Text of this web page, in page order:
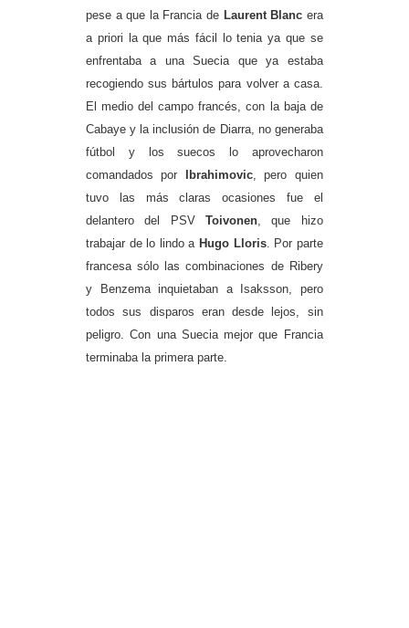
pese a que la Francia de Laurent Blanc era
a priori la que más fácil lo tenia ya que se
enfrentaba a una Suecia que ya estaba
recogiendo sus bártulos para volver a casa.
El medio del campo francés, con la baja de
Cabaye y la inclusión de Diarra, no generaba
fútbol y los suecos lo aprovecharon
comandados por
Ibrahimovic, pero quien
tuvo las más claras ocasiones fue el
delantero del PSVToivonen , que hizo
trabajar de lo lindo a Hugo Lloris. Por parte
francesa sólo las combinaciones de Ribery
y Benzema inquietaban a Isaksson, pero
todos sus disparos eran desde lejos, sin
peligro. Con una Suecia mejor que Francia
terminaba la primera parte.